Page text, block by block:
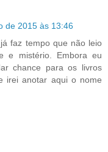
de 2015 às 13:46
faz tempo que não leio
e mistério. Embora eu
chance para os livros
irei anotar aqui o nome